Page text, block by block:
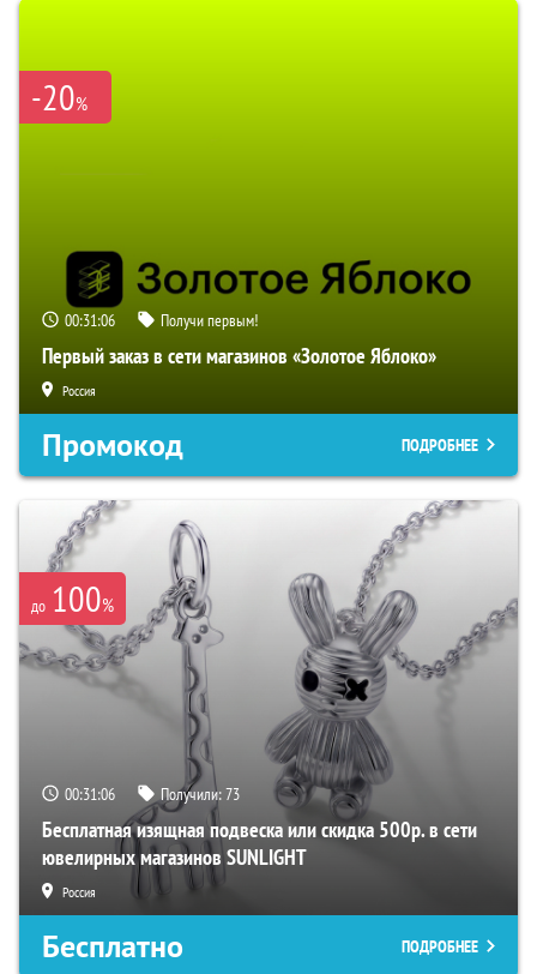
-20%
00:31:05 Получи первым!
Первый заказ в сети магазинов «Золотое Яблоко»
Россия
Промокод ПОДРОБНЕЕ
до 100%
00:31:05 Получили:73
Бесплатная изящная подвеска или скидка 500р. в сети
ювелирных магазинов SUNLIGHT
Россия
Бесплатно ПОДРОБНЕЕ